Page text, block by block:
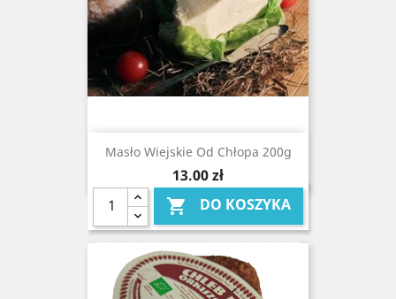
Masło Wiejskie Od Chłopa 200g
Cena
13,00 zł
 DO KOSZYKA